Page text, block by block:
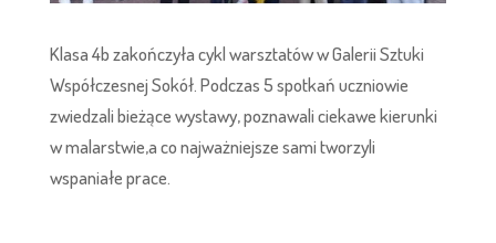
Klasa 4b zakończyła cykl warsztatów w Galerii Sztuki
Współczesnej Sokół. Podczas 5 spotkań uczniowie
zwiedzali bieżące wystawy, poznawali ciekawe kierunki
w malarstwie,a co najważniejsze sami tworzyli
wspaniałe prace.